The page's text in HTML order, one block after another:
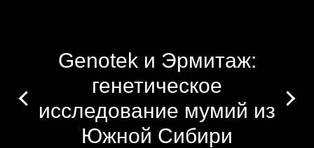
Genotek и Эрмитаж:
генетическое
исследование мумий из
Южной Сибири